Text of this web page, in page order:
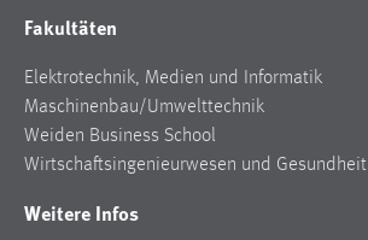
Fakultäten
Elektrotechnik, Medien und Informatik
Maschinenbau/Umwelttechnik
Weiden Business School
Wirtschaftsingenieurwesen und Gesundheit
Weitere Infos
Anbieter:
Zweck:
Conversion-Tracking
Cookie Laufzeit: